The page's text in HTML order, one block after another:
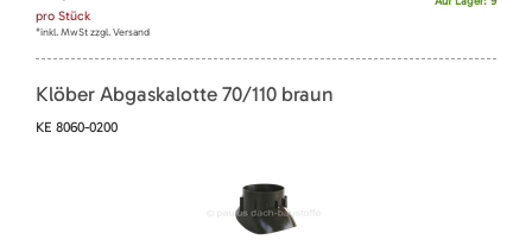
pro Stück
*inkl. MwSt zzgl. Versand
Klöber Abgaskalotte 70/110 braun
KE 8060-0200